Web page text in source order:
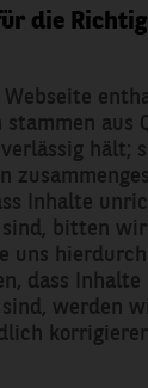
die
aus
hält;
Inhalte
bitten
uns
dass
werden